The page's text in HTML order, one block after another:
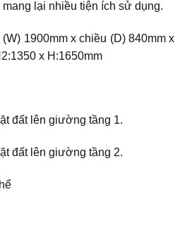
lại nhiều tiện ích sử dụng.
1900mm x chiều (D) 840mm x
x H:1650mm
đất lên giường tầng 1.
đất lên giường tầng 2.